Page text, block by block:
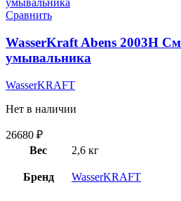
Сравнить
WasserKraft Abens 2003H
умывальника
WasserKRAFT
Нет в наличии
26680 ₽
Вес
2,6 кг
Бренд WasserKRAFT